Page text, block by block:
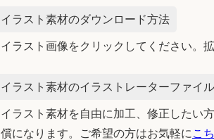
イラスト素材のダウンロード方法
イラスト画像をクリックしてください。
イラスト素材のイラストレーターファイ
イラスト素材を自由に加工、修正したい
償になります。ご希望の方はお気軽に こ